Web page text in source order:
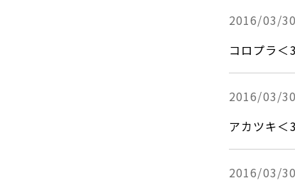
2016/03/30
コロプラ
2016/03/30
アカツキ＜
2016/03/30